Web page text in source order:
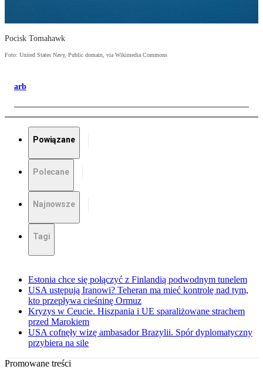
Pocisk Tomahawk
Foto: United States Navy, Public domain, via Wikimedia Commons
arb
Powiązane
Polecane
Najnowsze
Tagi
Estonia chce się połączyć z Finlandią podwodnym tunelem
USA ustępują Iranowi? Teheran ma mieć kontrolę nad tym,
kto przepływa cieśninę Ormuz
Kryzys w Ceucie. Hiszpania i UE sparaliżowane strachem
przed Marokiem
USA cofnęły wizę ambasador Brazylii. Spór dyplomatyczny
przybiera na sile
Promowane treści